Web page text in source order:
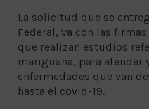
La solicitud que se
Federal, va con las
que realizan estudios
mariguana, para atender
enfermedades que van
hasta el covid-19.